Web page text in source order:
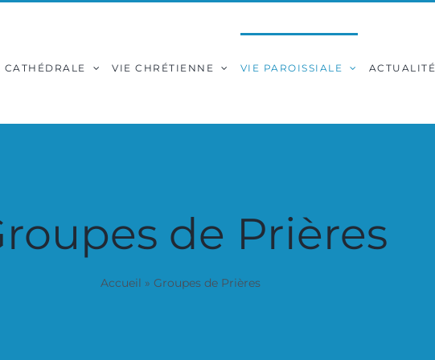
CATHÉDRALE VIE CHRÉTIENNE VIE PAROISSIALE ACTUALITÉ
de Prières
Accueil » Groupes de Prières